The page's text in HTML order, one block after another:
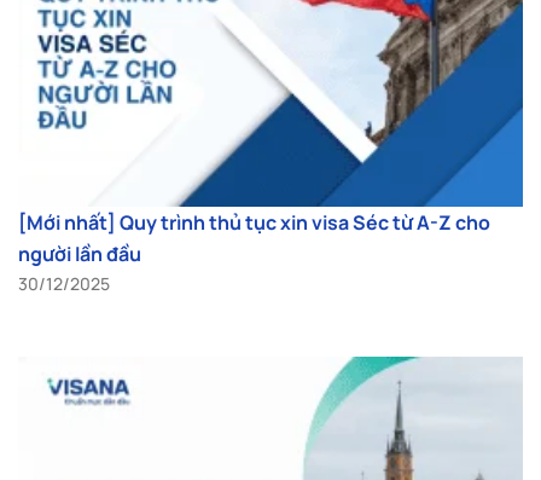
[Mới nhất] Quy trình thủ tục xin visa Séc từ A-Z cho
người lần đầu
30/12/2025